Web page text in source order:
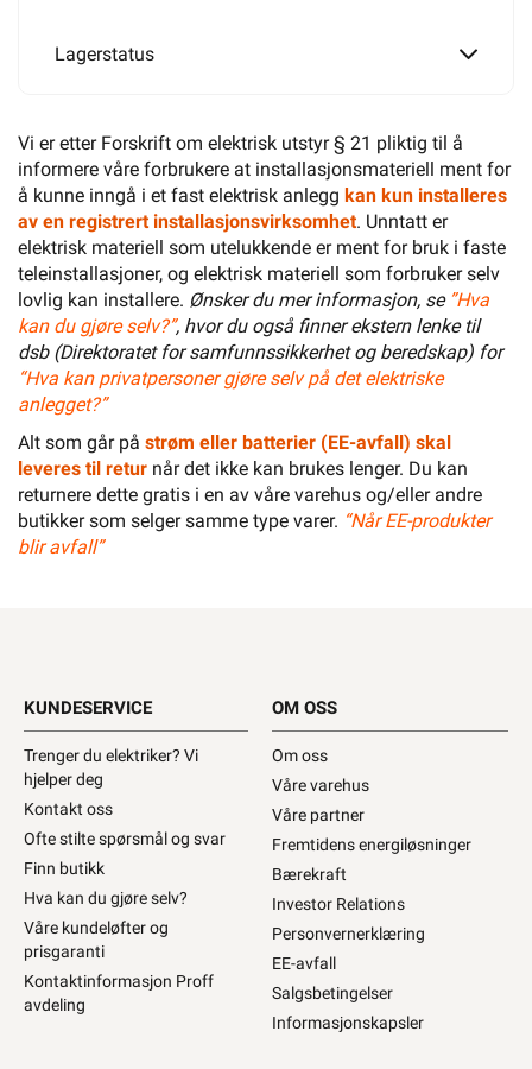
Lagerstatus
Vi er etter Forskrift om elektrisk utstyr § 21 pliktig til å
informere våre forbrukere at installasjonsmateriell ment for
å kunne inngå i et fast elektrisk anlegg kan kun installeres
av en registrert installasjonsvirksomhet. Unntatt er
elektrisk materiell som utelukkende er ment for bruk i faste
teleinstallasjoner, og elektrisk materiell som forbruker selv
lovlig kan installere. Ønsker du mer informasjon, se ”Hva
kan du gjøre selv?”, hvor du også finner ekstern lenke til
dsb (Direktoratet for samfunnssikkerhet og beredskap) for
“Hva kan privatpersoner gjøre selv på det elektriske
anlegget?”
Alt som går på strøm eller batterier (EE-avfall) skal
leveres til retur når det ikke kan brukes lenger. Du kan
returnere dette gratis i en av våre varehus og/eller andre
butikker som selger samme type varer. “Når EE-produkter
blir avfall”
KUNDESERVICE
Trenger du elektriker? Vi
hjelper deg
Kontakt oss
Ofte stilte spørsmål og svar
Finn butikk
Hva kan du gjøre selv?
Våre kundeløfter og
prisgaranti
Kontaktinformasjon Proff
avdeling
OM OSS
Om oss
Våre varehus
Våre partner
Fremtidens energiløsninger
Bærekraft
Investor Relations
Personvernerklæring
EE-avfall
Salgsbetingelser
Informasjonskapsler